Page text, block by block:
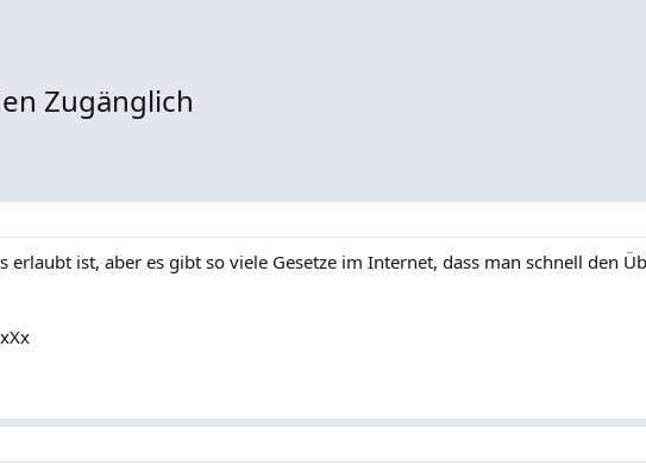
Zugänglich
erlaubt ist, aber es gibt so viele Gesetze im Internet, dass man schnell den